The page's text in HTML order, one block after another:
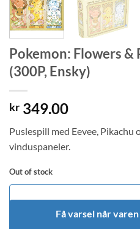
Pokemon: Flowers &
(300P, Ensky)
kr 349.00
Puslespill med Eevee,
vinduspaneler.
Out of stock
Få varsel når